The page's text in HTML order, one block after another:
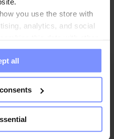
you use the store with
analytics, and social
to them or that they have
Do you agree?
all
5
4
3 0%